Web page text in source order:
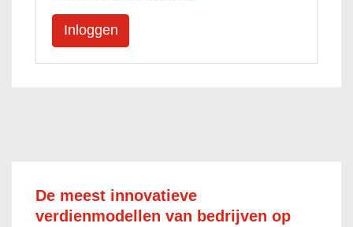
De meest innovatieve
verdienmodellen van bedrijven op